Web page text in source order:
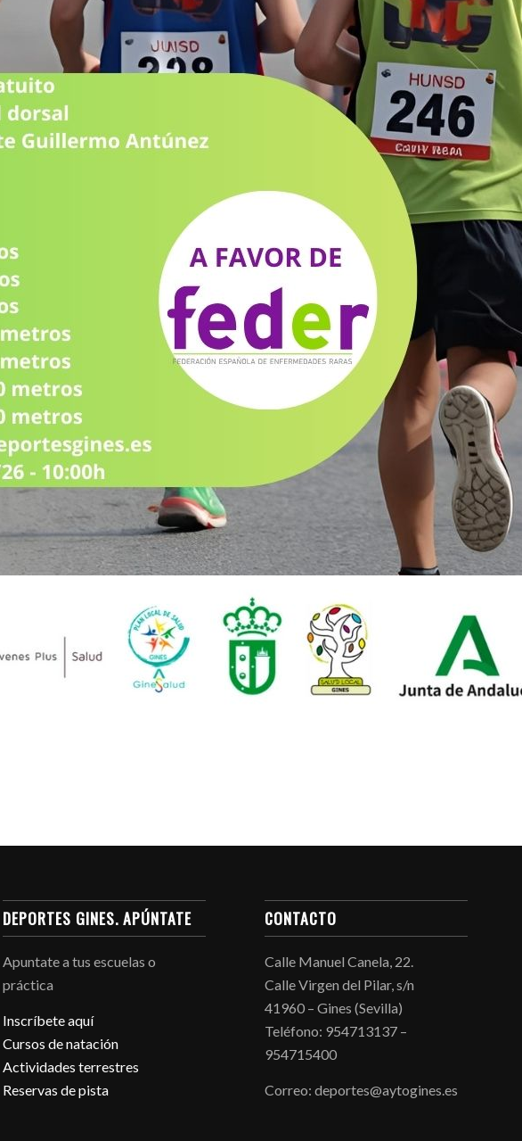
DEPORTES GINES. APÚNTATE
Apuntate a tus escuelas o
práctica
Inscríbete aquí
Cursos de natación
Actividades terrestres
Reservas de pista
CONTACTO
Calle Manuel Canela, 22.
Calle Virgen del Pilar, s/n
41960 – Gines (Sevilla)
Teléfono: 954713137 –
954715400
Correo: deportes@aytogines.es